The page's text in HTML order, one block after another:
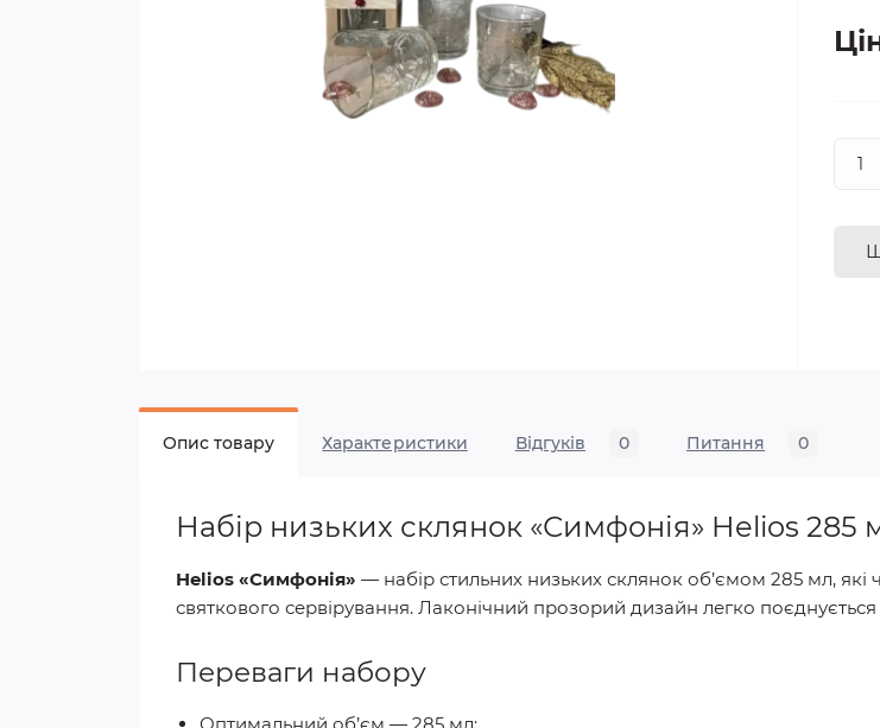
Опис товару Характеристики Відгуків 0 Питання 0
Набір низьких склянок «Симфонія» Helios 285
Helios «Симфонія» — набір стильних низьких склянок об’ємом 285 мл,
святкового сервірування. Лаконічний прозорий дизайн легко
Переваги набору